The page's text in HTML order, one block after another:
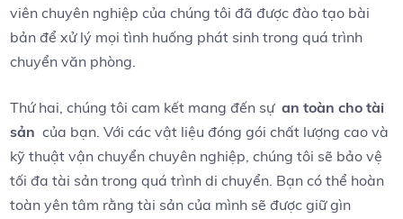
viên chuyên nghiệp của chúng tôi đã‍ được đào tạo bài
bản để xử lý mọi tình huống⁤ phát sinh trong⁤ quá trình
chuyển‌ văn phòng.
Thứ hai, chúng‍ tôi cam kết mang đến sự ⁣an toàn cho tài
sản ‍ của⁣ bạn. ⁢Với các vật liệu đóng gói chất lượng cao và
kỹ thuật vận chuyển chuyên nghiệp, chúng tôi sẽ bảo vệ
tối đa tài sản trong quá trình di chuyển. Bạn có thể hoàn
toàn yên tâm rằng tài sản của mình sẽ được giữ gìn